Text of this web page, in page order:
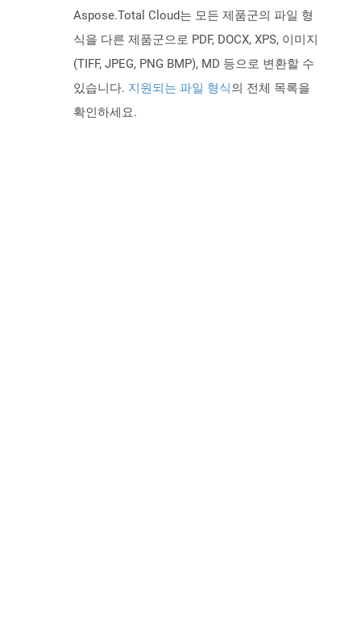
Aspose.Total Cloud는 모든 제품군의 파일 형
식을 다른 제품군으로 PDF, DOCX, XPS, 이미지
(TIFF, JPEG, PNG BMP), MD 등으로 변환할 수
있습니다. 지원되는 파일 형식의 전체 목록을
확인하세요.